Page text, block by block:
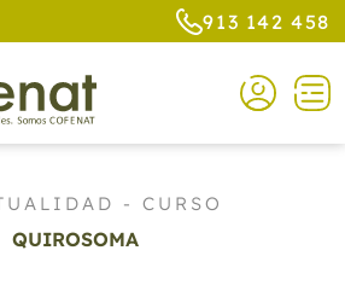
913 142 458
- CURSO
QUIROSOMA